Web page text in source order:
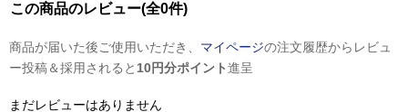
この商品のレビュー(全0件)
商品が届いた後ご使用いただき、 マイページの注文履歴からレビュ
ー投稿＆採用されると 10円分ポイント進呈
まだレビューはありません